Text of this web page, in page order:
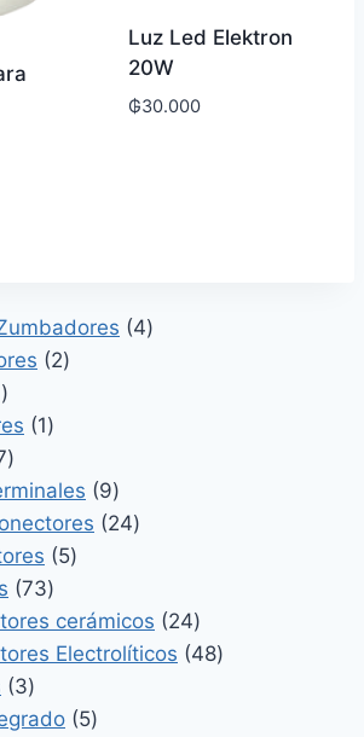
Luz Led Elektron
20W
₲30.000
44
22
11
productos
11
17
productos99
productos
2424
55
7373
productos
cerámicos 2424
productos
Electrolíticos 4848
33
productos
55